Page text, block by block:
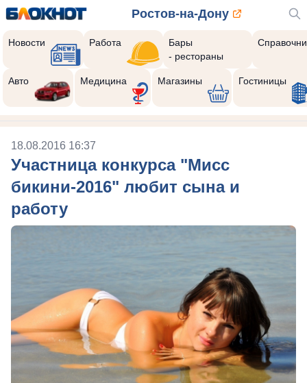
Ростов-на-Дону
Новости Работа
Бары
- рестораны
Авто Медицина Магазины Гостиницы
18.08.2016 16:37
Участница конкурса "Мисс
бикини-2016" любит сына и
работу